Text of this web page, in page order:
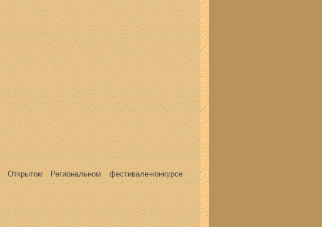
Региональном фестивале-конкурсе